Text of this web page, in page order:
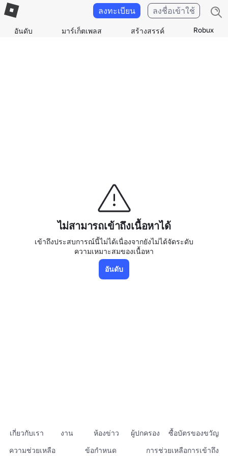
อันดับ มาร์เก็ตเพลส สร้างสรรค์ Robux
ลงทะเบียน ลงชื่อเข้าใช้
ไม่สามารถเข้าถึงเนื้อหาได้
เข้าถึงประสบการณ์นี้ไม่ได้เนื่องจากยังไม่ได้จัดระดับ
ความเหมาะสมของเนื้อหา
อันดับ
เกี่ยวกับเรา งาน ห้องข่าว ผู้ปกครอง
ซื้อบัตรของขวัญ
ความช่วยเหลือ
ข้อกำหนด การช่วยเหลือการเข้าถึง